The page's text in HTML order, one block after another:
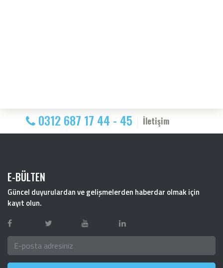
0312 687 17 44 - 45 İletişim
E-BÜLTEN
Güncel duyurulardan ve gelişmelerden haberdar olmak için
kayıt olun.